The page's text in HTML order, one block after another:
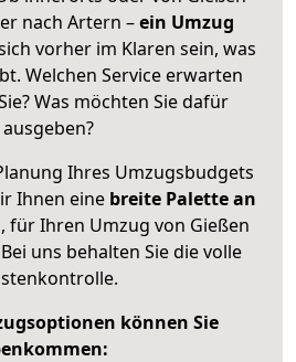
nach Artern –ein Umzug
vorher im Klaren sein, was
Welchen Service erwarten
Was möchten Sie dafür
ausgeben?
Ihres Umzugsbudgets
Ihnen eine breite Palette an
, für Ihren Umzug von Gießen
uns behalten Sie die volle
können Sie